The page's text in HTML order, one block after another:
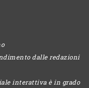
dalle redazioni
interattiva è in grado